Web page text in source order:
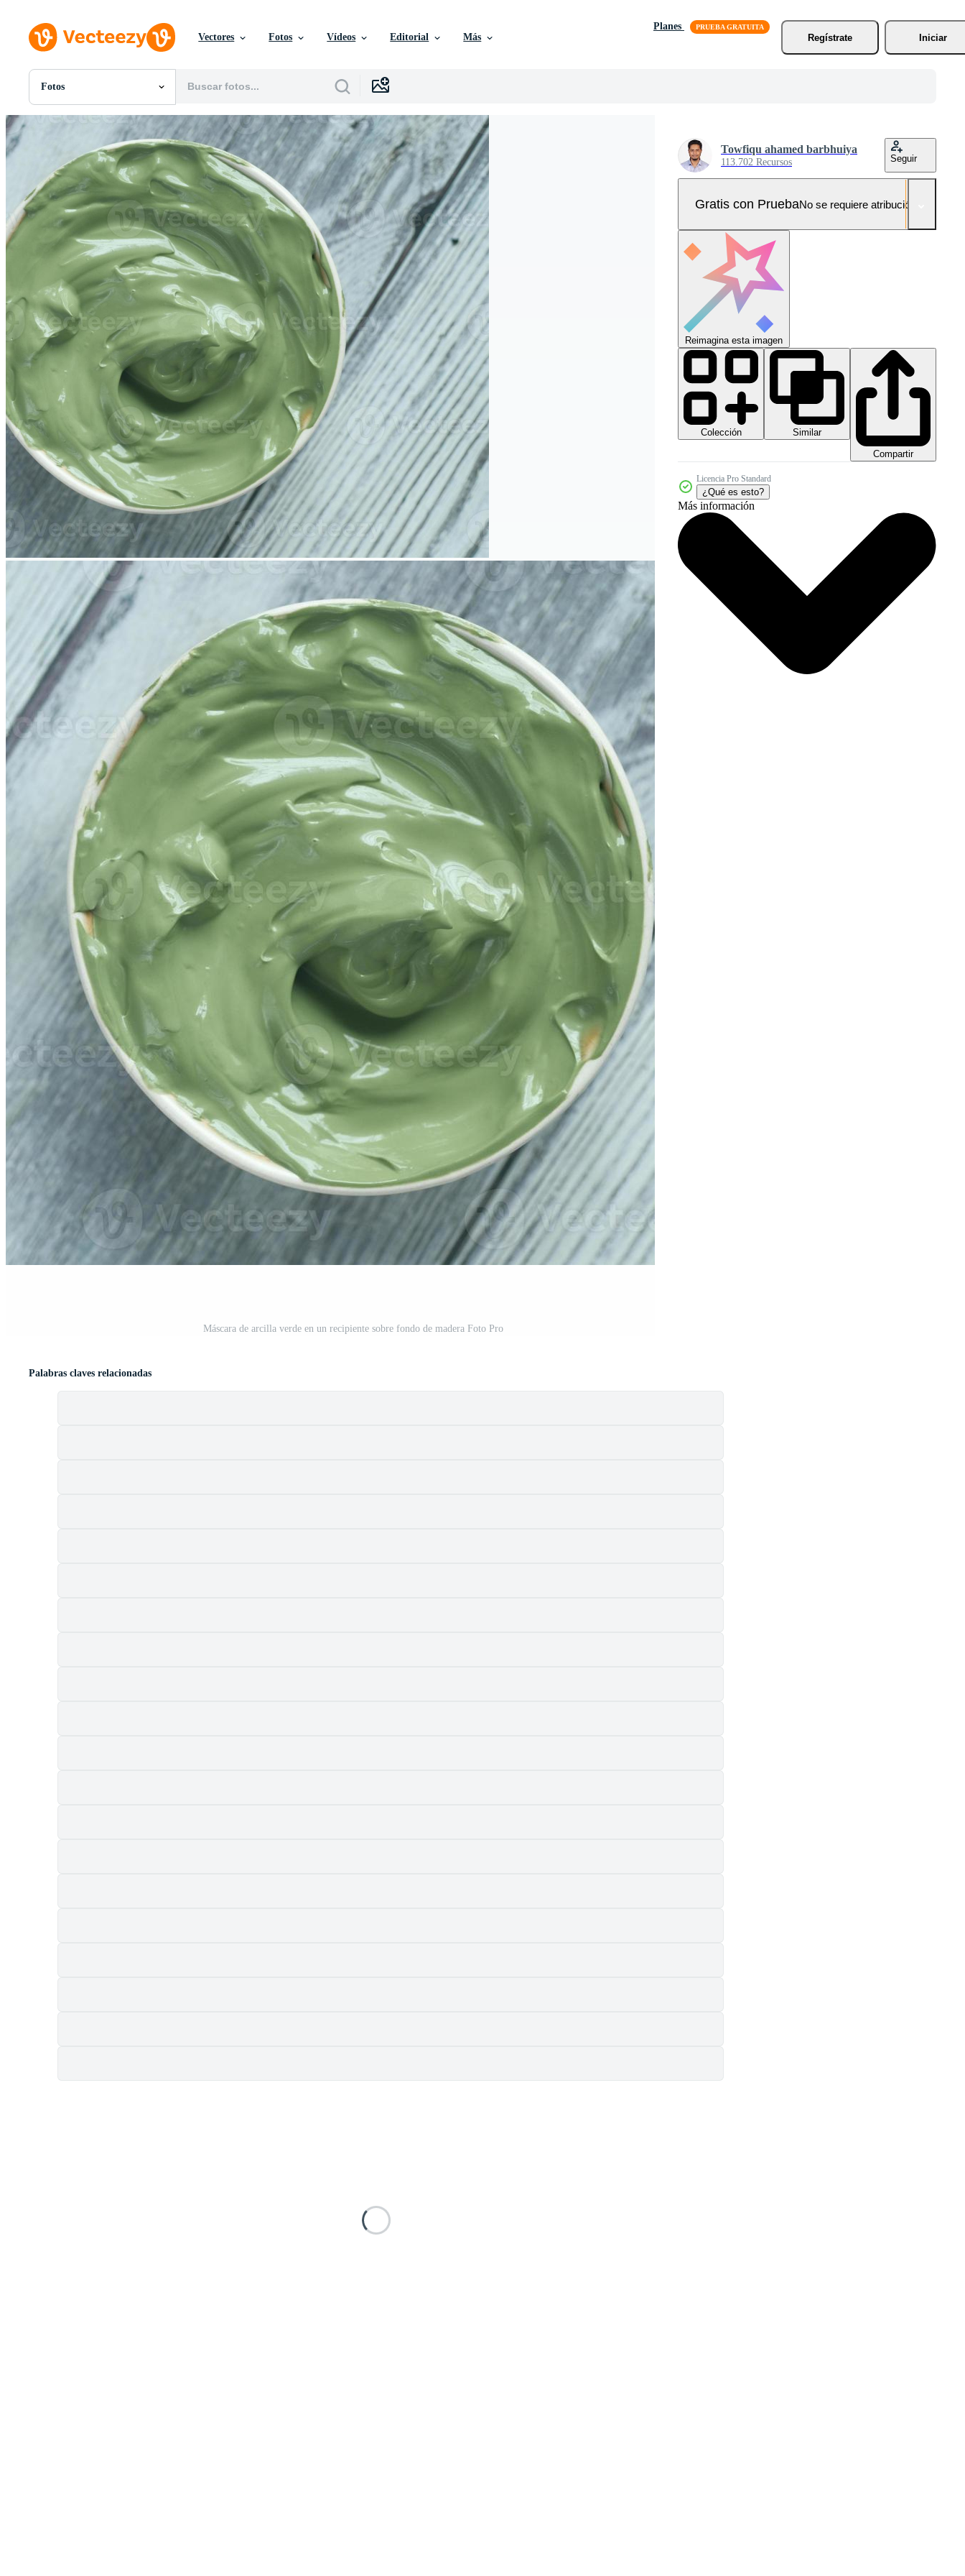
Vectores Fotos Vídeos Editorial Más
Planes
Regístrate
Iniciar
Fotos
Todas Imágenes
Fotos
SVGs
Plantillas
Vectores
Videos
Gráficos en Movimiento
Imágenes Editoriales
Eventos Editoriales
Máscara de arcilla verde en un recipiente sobre fondo de madera Foto Pro
Towfiqu ahamed barbhuiya
113.702 Recursos Seguir
Gratis con PruebaNo se requiere atribución!
Reimagina esta imagen
Colección
Similar
Compartir
Licencia Pro Standard
¿Qué es esto?
Más información
Palabras claves relacionadas